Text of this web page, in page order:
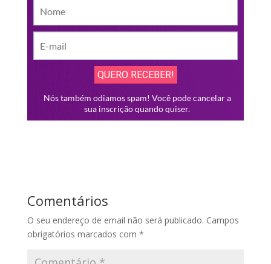
Comentários
O seu endereço de email não será publicado. Campos
obrigatórios marcados com *